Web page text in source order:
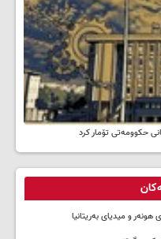
حکوومەتی تۆمار کرد
و میدیای بەریتانیا